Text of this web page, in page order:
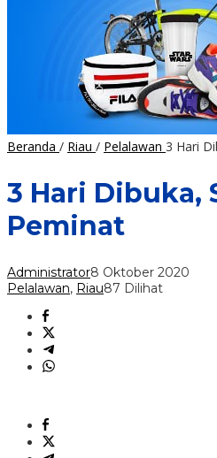
Beranda / Riau / Pelalawan 3 Hari
3 Hari Dibuka,
Peminat
Administrator8 Oktober 2020
Pelalawan, Riau87 Dilihat